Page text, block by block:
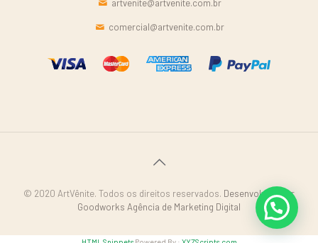
artvenite@artvenite.com.br
comercial@artvenite.com.br
© 2020 ArtVênite. Todos os direitos reservados. Desenvolvido por
Goodworks Agência de Marketing Digital